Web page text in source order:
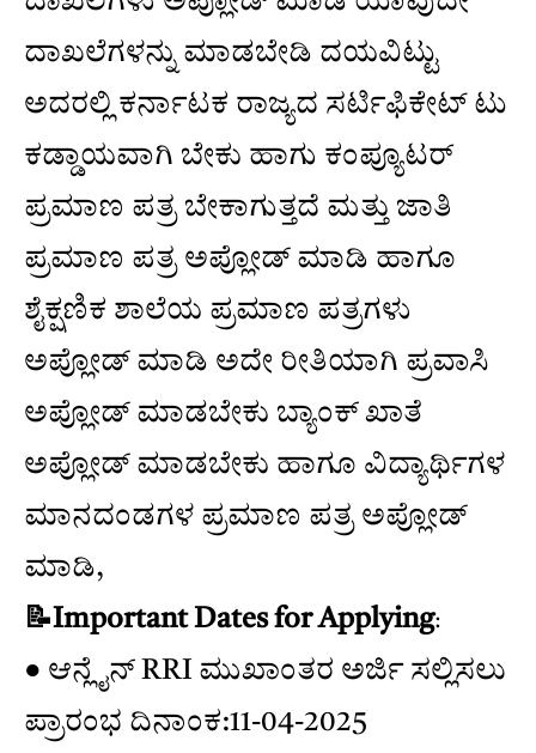
ದಾಖಲೆಗಳನ್ನು ಮಾಡಬೇಡಿ ದಯವಿಟ್ಟು
ಅದರಲ್ಲಿ ಕರ್ನಾಟಕ ರಾಜ್ಯದ ಸರ್ಟಿಫಿಕೇಟ್ ಟು
ಕಡ್ಡಾಯವಾಗಿ ಬೇಕು ಹಾಗು ಕಂಪ್ಯೂಟರ್
ಪ್ರಮಾಣ ಪತ್ರ ಬೇಕಾಗುತ್ತದೆ ಮತ್ತು ಜಾತಿ
ಪ್ರಮಾಣ ಪತ್ರ ಅಪ್ಲೋಡ್ ಮಾಡಿ ಹಾಗೂ
ಶೈಕ್ಷಣಿಕ ಶಾಲೆಯ ಪ್ರಮಾಣ ಪತ್ರಗಳು
ಅಪ್ಲೋಡ್ ಮಾಡಿ ಅದೇ ರೀತಿಯಾಗಿ ಪ್ರವಾಸಿ
ಅಪ್ಲೋಡ್ ಮಾಡಬೇಕು ಬ್ಯಾಂಕ್ ಖಾತೆ
ಅಪ್ಲೋಡ್ ಮಾಡಬೇಕು ಹಾಗೂ ವಿದ್ಯಾರ್ಥಿಗಳ
ಮಾನದಂಡಗಳ ಪ್ರಮಾಣ ಪತ್ರ ಅಪ್ಲೋಡ್
ಮಾಡಿ,
📝Important Dates for Applying:
● ಆನ್ಲೈನ್ RRI ಮುಖಾಂತರ ಅರ್ಜಿ ಸಲ್ಲಿಸಲು
ಪ್ರಾರಂಭ ದಿನಾಂಕ:11-04-2025